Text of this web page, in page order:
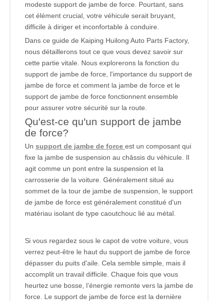
modeste support de jambe de force. Pourtant, sans
cet élément crucial, votre véhicule serait bruyant,
difficile à diriger et inconfortable à conduire.
Dans ce guide de Kaiping Huilong Auto Parts Factory,
nous détaillerons tout ce que vous devez savoir sur
cette partie vitale. Nous explorerons la fonction du
support de jambe de force, l'importance du support de
jambe de force et comment la jambe de force et le
support de jambe de force fonctionnent ensemble
pour assurer votre sécurité sur la route.
Qu'est-ce qu'un support de jambe
de force?
Un support de jambe de force est un composant qui
fixe la jambe de suspension au châssis du véhicule. Il
agit comme un pont entre la suspension et la
carrosserie de la voiture. Généralement situé au
sommet de la tour de jambe de suspension, le support
de jambe de force est généralement constitué d'un
matériau isolant de type caoutchouc lié au métal.
Si vous regardez sous le capot de votre voiture, vous
verrez peut-être le haut du support de jambe de force
dépasser du puits d'aile. Cela semble simple, mais il
accomplit un travail difficile. Chaque fois que vous
heurtez une bosse, l’énergie remonte vers la jambe de
force. Le support de jambe de force est la dernière